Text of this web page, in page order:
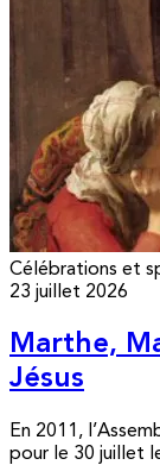
Célébrations et
23 juillet 2026
Marthe,
Jésus
En 2011,
pour le 30 juillet